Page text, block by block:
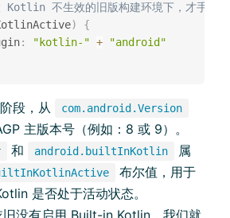
不生效的旧版构建环境下，才手
)
{
: "kotlin-" +
"android"
段，从 com.android.Version
主版本号（例如：8 或 9）。
和 android.builtInKotlin
属
布尔值，用于
是否处于活动状态。
旧没有启用 Built-in Kotlin，我们就